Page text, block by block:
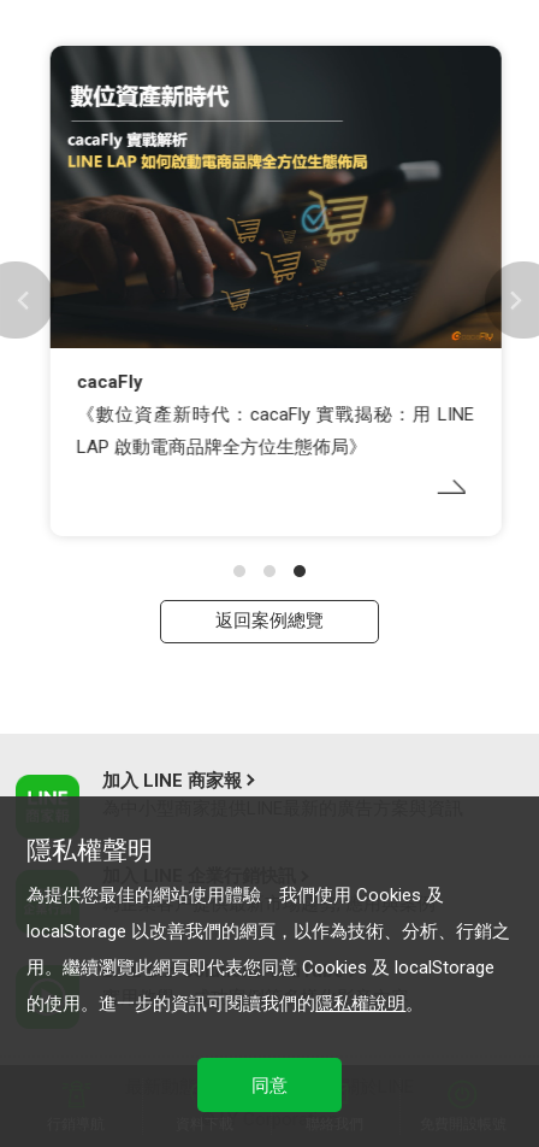
cacaFly
《數位資產新時代：cacaFly 實戰揭秘：用 LINE
LAP 啟動電商品牌全方位生態佈局》
返回案例總覽
加入 LINE 商家報
為企業客戶提供最新市場趨勢, 應用與案例
LINE Biz-Solutions YouTube
實用教學、成功案例等多樣化影音內容
服務條款
© LY Corporation
隱私權聲明
為提供您最佳的網站使用體驗，我們使用 Cookies 及
localStorage 以改善我們的網頁，以作為技術、分析、行銷之
用。繼續瀏覽此網頁即代表您同意 Cookies 及 localStorage
的使用。進一步的資訊可閱讀我們的隱私權說明。
同意